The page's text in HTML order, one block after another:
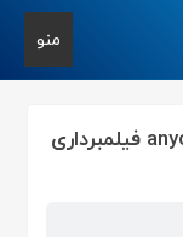
منو
دانلود anycap screen recorder 1.0.6.79 فیلمبرداری